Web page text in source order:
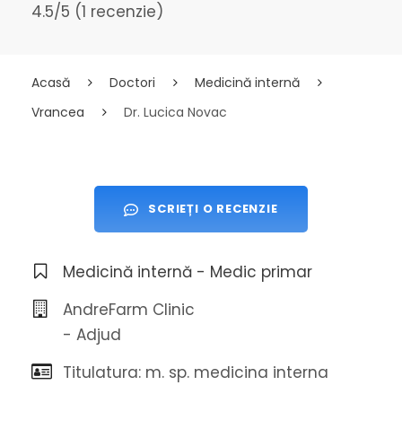
4.5/5 (1 recenzie)
Acasă Doctori
Medicină internă
Vrancea
Dr. Lucica Novac
SCRIEȚI O RECENZIE
Medicină internă - Medic primar
AndreFarm Clinic
- Adjud
Titulatura: m. sp. medicina interna